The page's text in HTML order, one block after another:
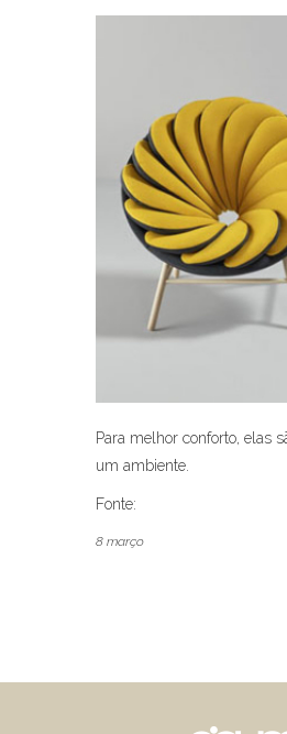
Para melhor conforto, elas
um ambiente.
Fonte:
8 março